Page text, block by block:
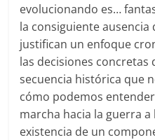
evolucionando es…
la consiguiente
justifican un enfoque
las decisiones concretas
secuencia histórica que
cómo podemos
marcha hacia la guerra
existencia de un